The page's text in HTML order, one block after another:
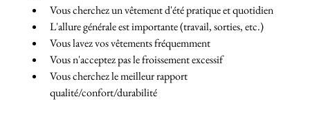
Vous cherchez un vêtement d'été pratique et quotidien
L'allure générale est importante (travail, sorties, etc.)
Vous lavez vos vêtements fréquemment
Vous n'acceptez pas le froissement excessif
Vous cherchez le meilleur rapport
qualité/confort/durabilité